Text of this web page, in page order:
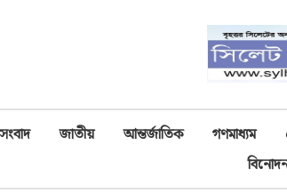
জাতীয় আন্তর্জাতিক গণমাধ্যম